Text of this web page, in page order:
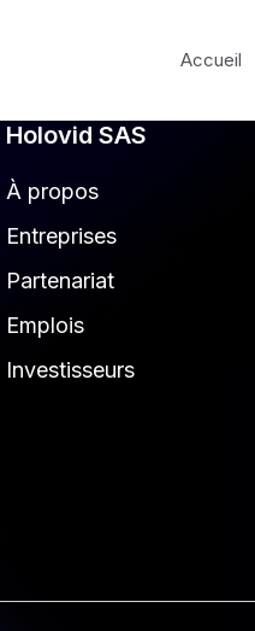
Accueil
Holovid SAS
À propos
Entreprises
Partenariat
Emplois
Investisseurs